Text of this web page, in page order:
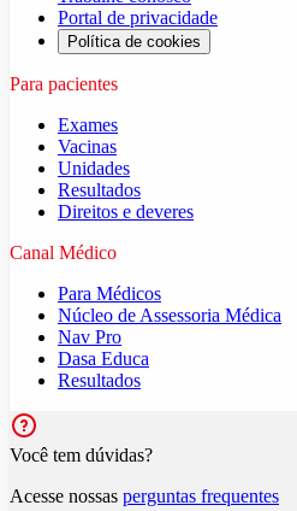
Portal de privacidade
Política de cookies
Para pacientes
Exames
Vacinas
Unidades
Resultados
Direitos e deveres
Canal Médico
Para Médicos
Núcleo de Assessoria Médica
Nav Pro
Dasa Educa
Resultados
Você tem dúvidas?
Acesse nossas perguntas frequentes